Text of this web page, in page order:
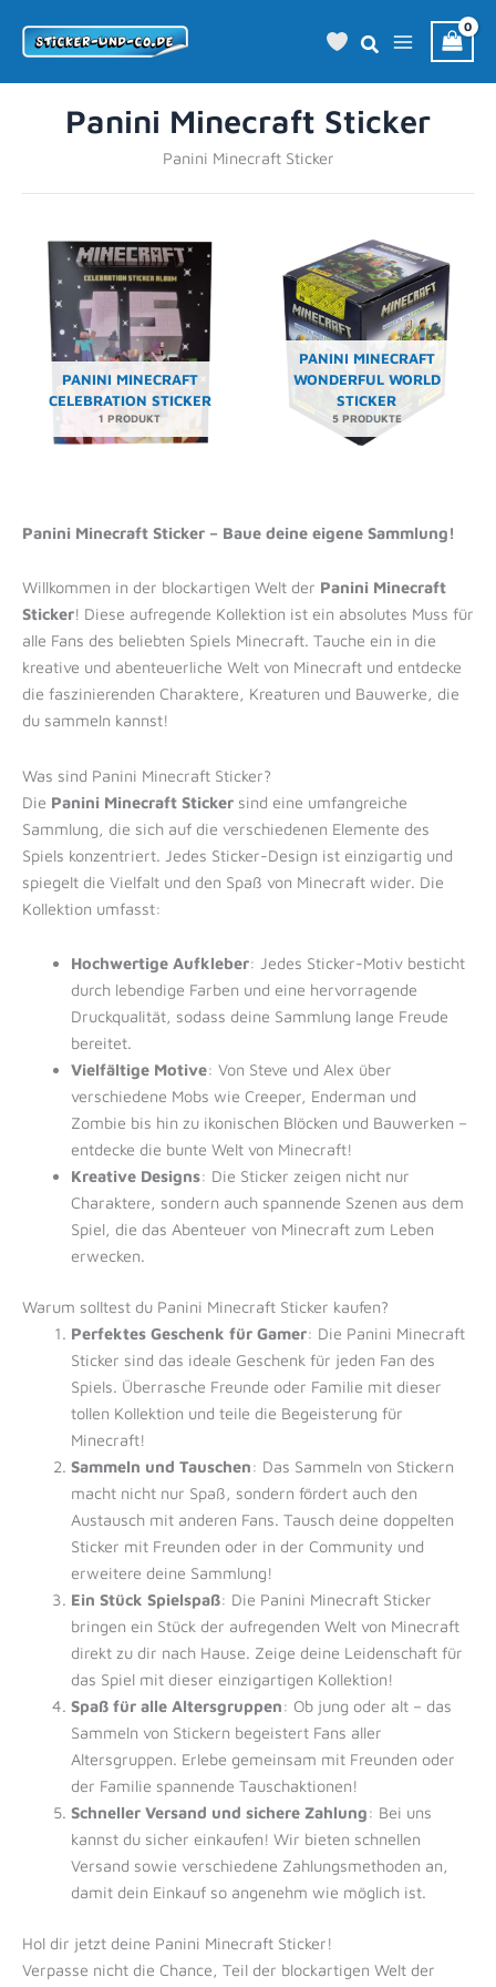
Inhalt
Panini Minecraft Sticker
Panini Minecraft Sticker
PANINI MINECRAFT
CELEBRATION STICKER
1 PRODUKT
PANINI MINECRAFT
WONDERFUL WORLD
STICKER
5 PRODUKTE
Panini Minecraft Sticker – Baue deine eigene Sammlung!
Willkommen in der blockartigen Welt der Panini Minecraft
Sticker! Diese aufregende Kollektion ist ein absolutes Muss für
alle Fans des beliebten Spiels Minecraft. Tauche ein in die
kreative und abenteuerliche Welt von Minecraft und entdecke
die faszinierenden Charaktere, Kreaturen und Bauwerke, die
du sammeln kannst!
Was sind Panini Minecraft Sticker?
Die Panini Minecraft Sticker sind eine umfangreiche
Sammlung, die sich auf die verschiedenen Elemente des
Spiels konzentriert. Jedes Sticker-Design ist einzigartig und
spiegelt die Vielfalt und den Spaß von Minecraft wider. Die
Kollektion umfasst:
Hochwertige Aufkleber: Jedes Sticker-Motiv besticht
durch lebendige Farben und eine hervorragende
Druckqualität, sodass deine Sammlung lange Freude
bereitet.
Vielfältige Motive: Von Steve und Alex über
verschiedene Mobs wie Creeper, Enderman und
Zombie bis hin zu ikonischen Blöcken und Bauwerken –
entdecke die bunte Welt von Minecraft!
Kreative Designs: Die Sticker zeigen nicht nur
Charaktere, sondern auch spannende Szenen aus dem
Spiel, die das Abenteuer von Minecraft zum Leben
erwecken.
Warum solltest du Panini Minecraft Sticker kaufen?
Perfektes Geschenk für Gamer: Die Panini Minecraft
Sticker sind das ideale Geschenk für jeden Fan des
Spiels. Überrasche Freunde oder Familie mit dieser
tollen Kollektion und teile die Begeisterung für
Minecraft!
Sammeln und Tauschen: Das Sammeln von Stickern
macht nicht nur Spaß, sondern fördert auch den
Austausch mit anderen Fans. Tausch deine doppelten
Sticker mit Freunden oder in der Community und
erweitere deine Sammlung!
Ein Stück Spielspaß: Die Panini Minecraft Sticker
bringen ein Stück der aufregenden Welt von Minecraft
direkt zu dir nach Hause. Zeige deine Leidenschaft für
das Spiel mit dieser einzigartigen Kollektion!
Spaß für alle Altersgruppen: Ob jung oder alt – das
Sammeln von Stickern begeistert Fans aller
Altersgruppen. Erlebe gemeinsam mit Freunden oder
der Familie spannende Tauschaktionen!
Schneller Versand und sichere Zahlung: Bei uns
kannst du sicher einkaufen! Wir bieten schnellen
Versand sowie verschiedene Zahlungsmethoden an,
damit dein Einkauf so angenehm wie möglich ist.
Hol dir jetzt deine Panini Minecraft Sticker!
Verpasse nicht die Chance, Teil der blockartigen Welt der